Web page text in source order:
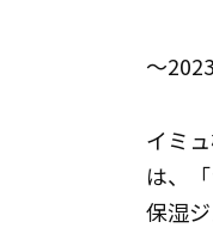
～
イミ
は、
保湿